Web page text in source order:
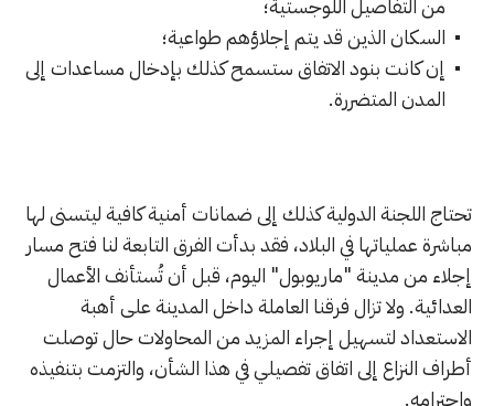
من التفاصيل اللوجستية؛
السكان الذين قد يتم إجلاؤهم طواعية؛
إن كانت بنود الاتفاق ستسمح كذلك بإدخال مساعدات إلى
المدن المتضررة.
تحتاج اللجنة الدولية كذلك إلى ضمانات أمنية كافية ليتسنى لها
مباشرة عملياتها في البلاد، فقد بدأت الفرق التابعة لنا فتح مسار
إجلاء من مدينة "ماريوبول" اليوم، قبل أن تُستأنف الأعمال
العدائية. ولا تزال فرقنا العاملة داخل المدينة على أهبة
الاستعداد لتسهيل إجراء المزيد من المحاولات حال توصلت
أطراف النزاع إلى اتفاق تفصيلي في هذا الشأن، والتزمت بتنفيذه
واحترامه.